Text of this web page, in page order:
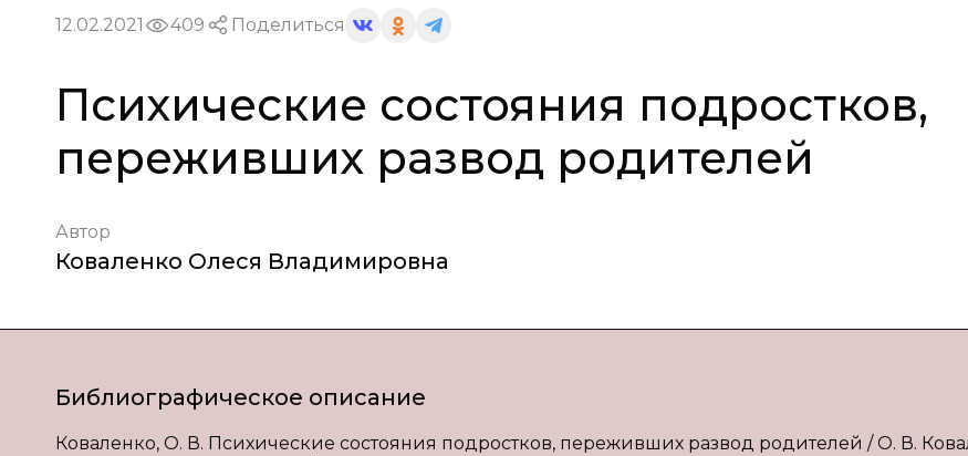
12.02.2021 409 Поделиться
Психические состояния подростков,
переживших развод родителей
Автор
Коваленко Олеся Владимировна
Библиографическое описание
Коваленко, О. В. Психические состояния подростков, переживших развод родителей / О. В.